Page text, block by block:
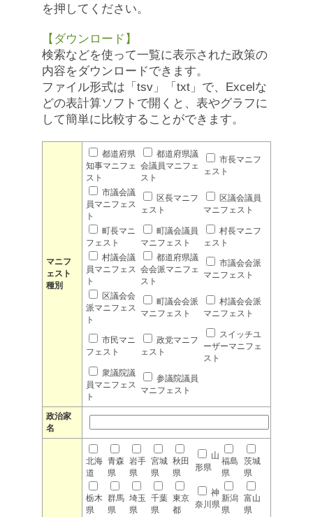
を押してください。
【ダウンロード】
検索などを使って一覧に表示された政策の
内容をダウンロードできます。
ファイル形式は「tsv」「txt」で、Excelな
どの表計算ソフトで開くと、表やグラフに
して簡単に比較することができます。
マニフ
ェスト
種別
都道府県
知事マニフェ
スト
都道府県議
会議員マニフェ
スト
市長マニフ
ェスト
市議会議
員マニフェス
ト
区長マニフ
ェスト
区議会議員
マニフェスト
町長マニ
フェスト
町議会議員
マニフェスト
村長マニフ
ェスト
村議会議
員マニフェス
ト
都道府県議
会会派マニフェ
スト
市議会会派
マニフェスト
区議会会
派マニフェス
ト
町議会会派
マニフェスト
村議会会派
マニフェスト
市民マニ
フェスト
政党マニフ
ェスト
スイッチユ
ーザーマニフェ
スト
衆議院議
員マニフェス
ト
参議院議員
マニフェスト
政治家
名
北海
道
青森
県
岩手
県
宮城
県
秋田
県
山
形県
福島
県
茨城
県
栃木
県
群馬
県
埼玉
県
千葉
県
東京
都
神
奈川県
新潟
県
富山
県